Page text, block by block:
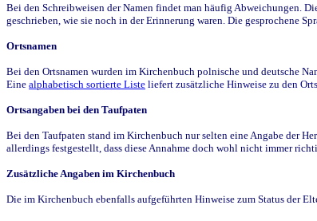
Bei den Schreibweisen der Namen findet man häufig Abweichungen.
geschrieben, wie sie noch in der Erinnerung waren. Die gesprochene
Ortsnamen
Bei den Ortsnamen wurden im Kirchenbuch polnische und deutsche
Eine alphabetisch sortierte Liste liefert zusätzliche Hinweise zu den
Ortsangaben bei den Taufpaten
Bei den Taufpaten stand im Kirchenbuch nur selten eine Angabe der
allerdings festgestellt, dass diese Annahme doch wohl nicht immer
Zusätzliche Angaben im Kirchenbuch
Die im Kirchenbuch ebenfalls aufgeführten Hinweise zum Status der